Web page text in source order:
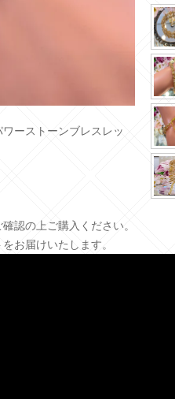
ーストーンブレスレッ
認の上ご購入ください。
お届けいたします。